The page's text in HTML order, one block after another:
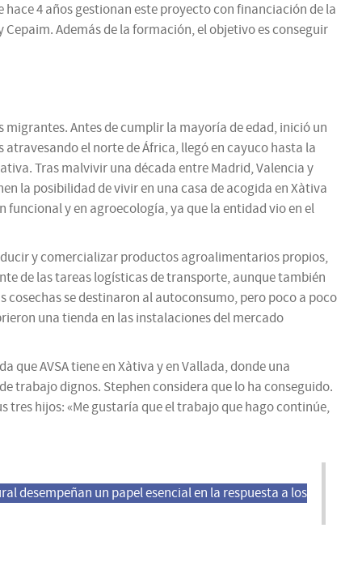
4 años gestionan este proyecto con financiación de la
Además de la formación, el objetivo es conseguir
Antes de cumplir la mayoría de edad, inició un
el norte de África, llegó en cayuco hasta la
Tras malvivir una década entre Madrid, Valencia y
la posibilidad de vivir en una casa de acogida en Xàtiva
y en agroecología, ya que la entidad vio en el
y comercializar productos agroalimentarios propios,
de las tareas logísticas de transporte, aunque también
se destinaron al autoconsumo, pero poco a poco
una tienda en las instalaciones del mercado
AVSA tiene en Xàtiva y en Vallada, donde una
trabajo dignos. Stephen considera que lo ha conseguido.
hijos: «Me gustaría que el trabajo que hago continúe,
desempeñan un papel esencial en la respuesta a los